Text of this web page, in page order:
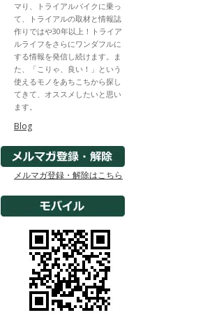
マり、トライアルバイクに乗っ
て、トライアルの取材と情報誌
作りではや30年以上！トライア
ルライフをさらにワンダフルに
する情報を発信し続けます。ま
た、「こりゃ、良い！」という
使えるモノをあちこちから探し
てきて、オススメしたいと思い
ます。
Blog
メルマガ登録・解除はこちら